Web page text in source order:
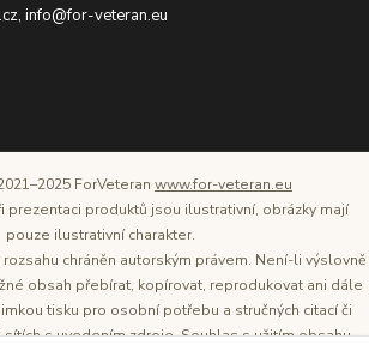
info@for-veteran.eu
ForVeteran www.for-veteran.eu
prezentaci produktů jsou ilustrativní, obrázky mají
pouze ilustrativní charakter.
chráněn autorským právem. Není-li výslovně
obsah přebírat, kopírovat, reprodukovat ani dále
tisku pro osobní potřebu a stručných citací či
s uvedením zdroje. Souhlas s užitím obsahu